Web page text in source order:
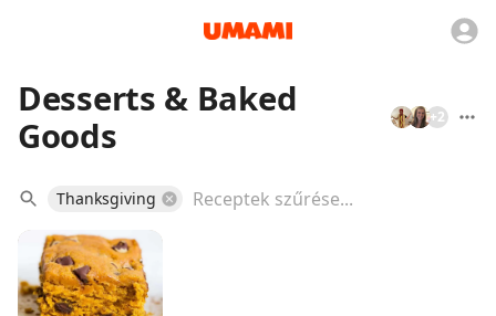
Desserts & Baked
Goods
+2
Thanksgiving